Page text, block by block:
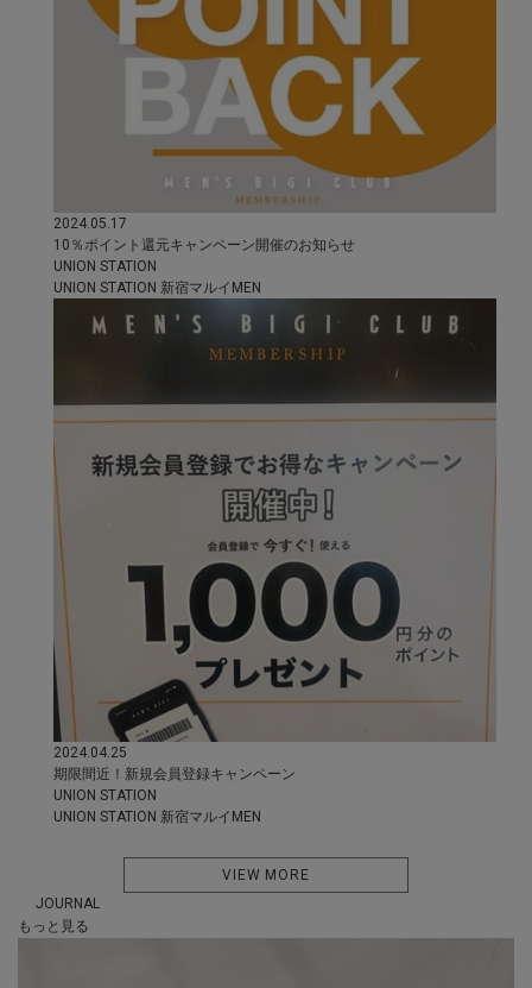
2024.05.17
10％ポイント還元キャンペーン開催のお知らせ
UNION STATION
UNION STATION 新宿マルイMEN
2024.04.25
期限間近！新規会員登録キャンペーン
UNION STATION
UNION STATION 新宿マルイMEN
VIEW MORE
JOURNAL
もっと 見る